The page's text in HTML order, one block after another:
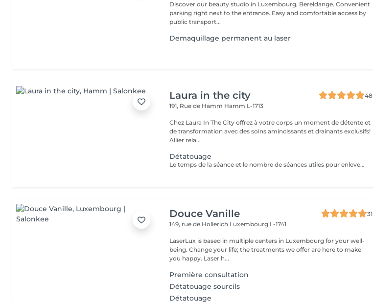
Discover our beauty studio in Luxembourg, Bereldange. Convenient
parking right next to the entrance. Easy and comfortable access by
public transport...
Demaquillage permanent au laser
Laura in the city
48
191, Rue de Hamm Hamm L-1713
Chez Laura In The City offrez à votre corps un moment de détente et
de transformation avec des soins amincissants et drainants exclusifs!
Allier rela...
Détatouage
Le temps de la séance et le nombre de séances utiles pour enlever le tatouage sont variables Le détatouage laser est une technique efficace qui fragmente les pigments d'encre sous la peau à l'aide de faisceaux de lumière, permettant ainsi au système immunitaire de les éliminer progressivement. Le processus nécessite généralement plusieurs séances, et son efficacité dépend de divers facteurs. Comment ça marche ? Le laser cible les particules d'encre et les chauffe pour les fragmenter en morceaux plus petits. Ces fragments sont ensuite naturellement évacués par le corps. Différents types de lasers, tels que le laser Picosure ou le laser Q-Switched, sont utilisés pour traiter efficacement différentes couleurs et profondeurs d'encre. Ce qu'il faut savoir Nombre de séances Le nombre de séances varie considérablement. Un tatouage amateur peut nécessiter 3 à 5 séances, tandis qu'un tatouage professionnel peut en exiger 4 à 12, voire plus, pour une disparition complète. Résultats progressifs L'éclaircissement de l'encre est visible après chaque séance, mais le tatouage complet s'estompe progressivement au fil du temps.
Douce Vanille
31
149, rue de Hollerich Luxembourg L-1741
LaserLux is based in multiple centers in Luxembourg for your well-
being. Change your life; the treatments we offer are here to make
you happy. Laser h...
Première consultation
Détatouage sourcils
Détatouage